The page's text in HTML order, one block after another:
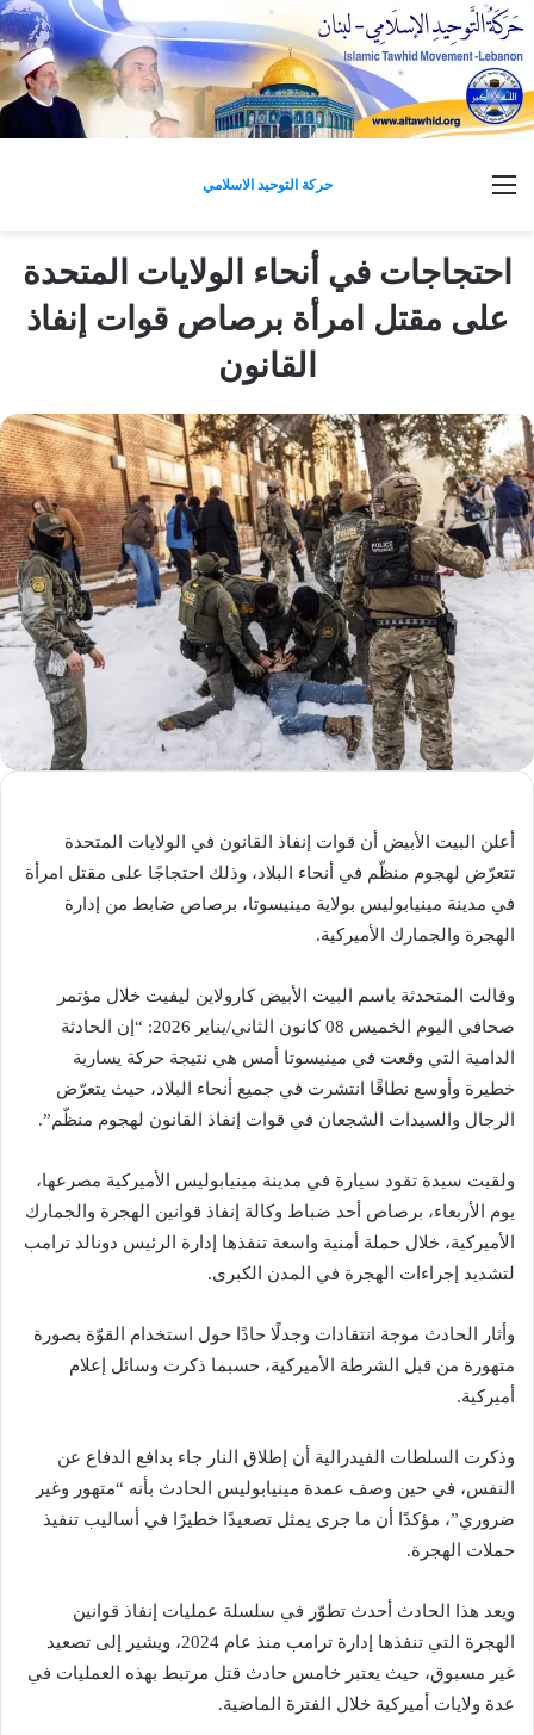
حركة التوحيد الاسلامي القائمة
احتجاجات في أنحاء الولايات المتحدة
على مقتل امرأة برصاص قوات إنفاذ
القانون
أعلن البيت الأبيض أن قوات إنفاذ القانون في الولايات المتحدة
تتعرّض لهجوم منظّم في أنحاء البلاد، وذلك احتجاجًا على مقتل امرأة
في مدينة مينيابوليس بولاية مينيسوتا، برصاص ضابط من إدارة
الهجرة والجمارك الأميركية.
وقالت المتحدثة باسم البيت الأبيض كارولاين ليفيت خلال مؤتمر
صحافي اليوم الخميس 08 كانون الثاني/يناير 2026: “إن الحادثة
الدامية التي وقعت في مينيسوتا أمس هي نتيجة حركة يسارية
خطيرة وأوسع نطاقًا انتشرت في جميع أنحاء البلاد، حيث يتعرّض
الرجال والسيدات الشجعان في قوات إنفاذ القانون لهجوم منظّم”.
ولقيت سيدة تقود سيارة في مدينة مينيابوليس الأميركية مصرعها،
يوم الأربعاء، برصاص أحد ضباط وكالة إنفاذ قوانين الهجرة والجمارك
الأميركية، خلال حملة أمنية واسعة تنفذها إدارة الرئيس دونالد ترامب
لتشديد إجراءات الهجرة في المدن الكبرى.
وأثار الحادث موجة انتقادات وجدلًا حادًا حول استخدام القوّة بصورة
متهورة من قبل الشرطة الأميركية، حسبما ذكرت وسائل إعلام
أميركية.
وذكرت السلطات الفيدرالية أن إطلاق النار جاء بدافع الدفاع عن
النفس، في حين وصف عمدة مينيابوليس الحادث بأنه “متهور وغير
ضروري”، مؤكدًا أن ما جرى يمثل تصعيدًا خطيرًا في أساليب تنفيذ
حملات الهجرة.
ويعد هذا الحادث أحدث تطوّر في سلسلة عمليات إنفاذ قوانين
الهجرة التي تنفذها إدارة ترامب منذ عام 2024، ويشير إلى تصعيد
غير مسبوق، حيث يعتبر خامس حادث قتل مرتبط بهذه العمليات في
عدة ولايات أميركية خلال الفترة الماضية.